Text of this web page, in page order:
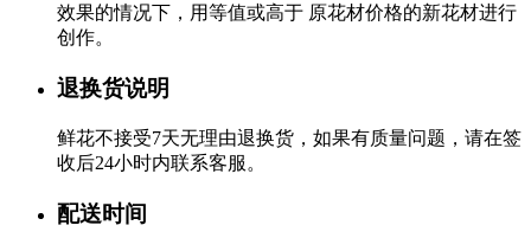
效果的情况下，用等值或高于 原花材价格的新花材进行
创作。
退换货说明
鲜花不接受7天无理由退换货，如果有质量问题，请在签
收后24小时内联系客服。
配送时间